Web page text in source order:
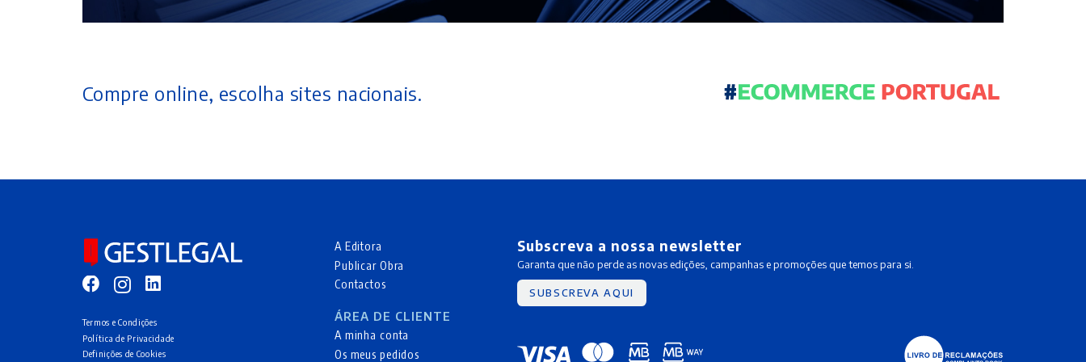
Compre online, escolha sites nacionais.
Termos e Condições
Política de Privacidade
Definições de Cookies
A Editora
Publicar Obra
Contactos
ÁREA DE CLIENTE
A minha conta
Os meus pedidos
Subscreva a nossa newsletter
Garanta que não perde as novas edições, campanhas e promoções que temos para si.
SUBSCREVA AQUI